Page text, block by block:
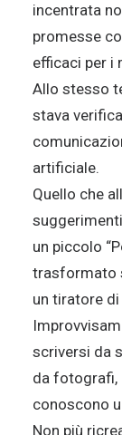
incentrata
promesse
efficaci per i
Allo stesso
stava
artificiale.
Quello che
un piccolo
trasformato
un tiratore
scriversi da
da fotografi,
conoscono
Non più